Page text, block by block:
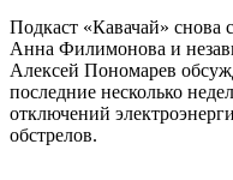
Подкаст «Кавачай» снова
Анна Филимонова и
Алексей Пономарев
последние несколько
отключений
обстрелов.